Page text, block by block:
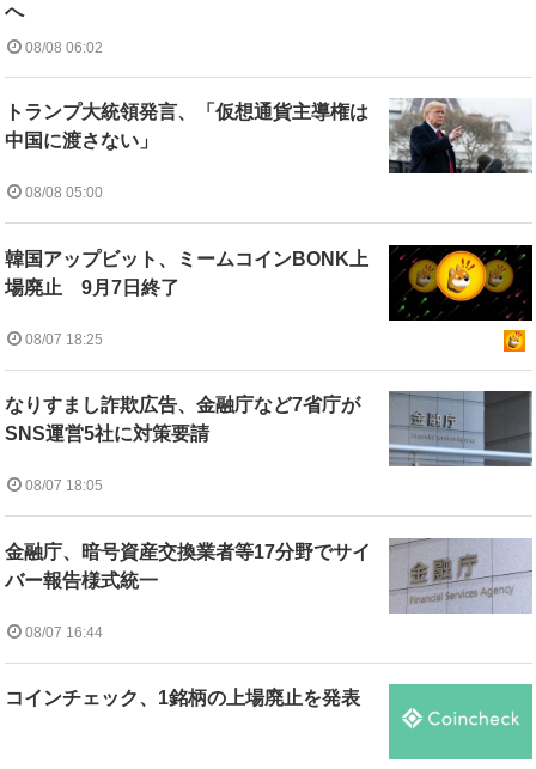
へ
08/08 06:02
トランプ大統領発言、「仮想通貨主導権は
中国に渡さない」
08/08 05:00
韓国アップビット、ミームコインBONK上
場廃止 9月7日終了
08/07 18:25
なりすまし詐欺広告、金融庁など7省庁が
SNS運営5社に対策要請
08/07 18:05
金融庁、暗号資産交換業者等17分野でサイ
バー報告様式統一
08/07 16:44
コインチェック、1銘柄の上場廃止を発表